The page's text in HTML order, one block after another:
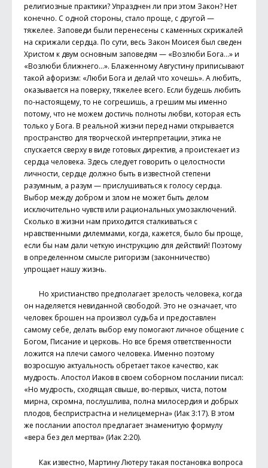
религиозные практики? Упразднен ли при этом Закон? Нет
конечно. С одной стороны, стало проще, с другой —
тяжелее. Заповеди были перенесены с каменных скрижалей
на скрижали сердца. По сути, весь Закон Моисея был сведен
Христом к двум основным заповедям — «Возлюби Бога…» и
«Возлюби ближнего…». Блаженному Августину приписывают
такой афоризм: «Люби Бога и делай что хочешь». А любить,
оказывается на поверку, тяжелее всего. Если будешь любить
по-настоящему, то не согрешишь, а грешим мы именно
потому, что не можем достичь полноты любви, которая есть
только у Бога. В реальной жизни перед нами открывается
пространство для творческой интерпретации, этика не
спускается сверху в виде готовых директив, а проистекает из
сердца человека. Здесь следует говорить о целостности
личности, сердце должно быть в известной степени
разумным, а разум — прислушиваться к голосу сердца.
Выбор между добром и злом не может быть делом
исключительно чувств или рациональных умозаключений.
Сколько в жизни нам приходится сталкиваться с
нравственными дилеммами, когда, кажется, было бы проще,
если бы нам дали четкую инструкцию для действий! Поэтому
в определенном смысле ригоризм (законничество)
упрощает нашу жизнь.
Но христианство предполагает зрелость человека, когда
он наделяется невиданной свободой. Это не означает, что
человек брошен на произвол судьба и предоставлен
самому себе, делать выбор ему помогают личное общение с
Богом, Писание и церковь. Но все бремя ответственности
ложится на плечи самого человека. Именно поэтому
возросшую актуальность обретает такое качество, как
мудрость. Апостол Иаков в своем соборном послании писал:
«Но мудрость, сходящая свыше, во-первых, чиста, потом
мирна, скромна, послушлива, полна милосердия и добрых
плодов, беспристрастна и нелицемерна» (Иак 3:17). В этом
же послании апостол предлагает знаменитую формулу
«вера без дел мертва» (Иак 2:20).
Как известно, Мартину Лютеру такая постановка вопроса